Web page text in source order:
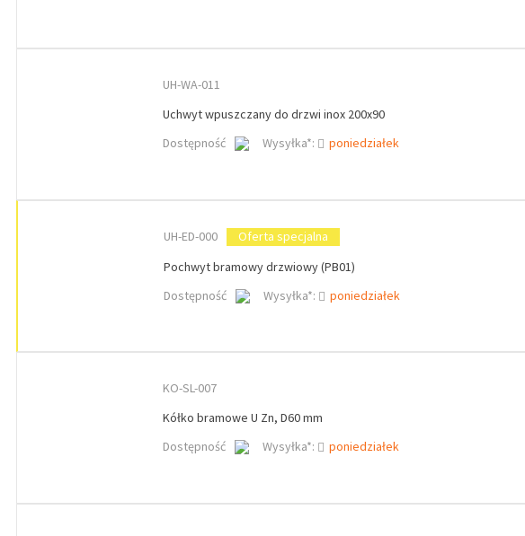
UH-WA-011
Uchwyt wpuszczany do drzwi inox 200x90
Dostępność
Wysyłka*: poniedziałek
UH-ED-000
Oferta specjalna
Pochwyt bramowy drzwiowy (PB01)
Dostępność
Wysyłka*: poniedziałek
KO-SL-007
Kółko bramowe U Zn, D60 mm
Dostępność
Wysyłka*: poniedziałek